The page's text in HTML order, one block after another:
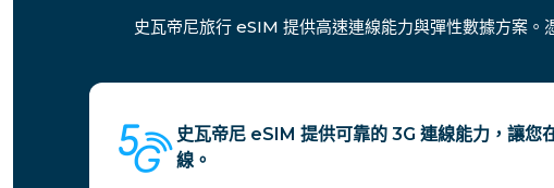
史瓦帝尼旅行 eSIM 提供高速連線能力與彈性數據方案
史瓦帝尼 eSIM 提供可靠的 3G 連線能力，讓您
線。